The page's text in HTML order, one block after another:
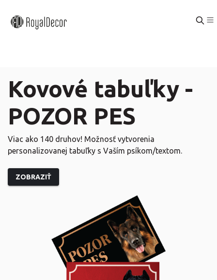
Kovové tabuľky -
POZOR PES
Viac ako 140 druhov! Možnosť vytvorenia
personalizovanej tabuľky s Vaším psíkom/textom.
ZOBRAZIŤ